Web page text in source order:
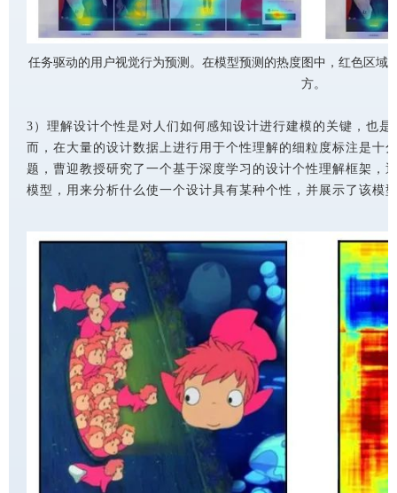
任务驱动的用户视觉行为预测。在模型预测的热度图中，红色区域
方。
3）理解设计个性是对人们如何感知设计进行建模的关键，也
而，在大量的设计数据上进行用于个性理解的细粒度标注是十
题，曹迎教授研究了一个基于深度学习的设计个性理解框架，
模型，用来分析什么使一个设计具有某种个性，并展示了该模